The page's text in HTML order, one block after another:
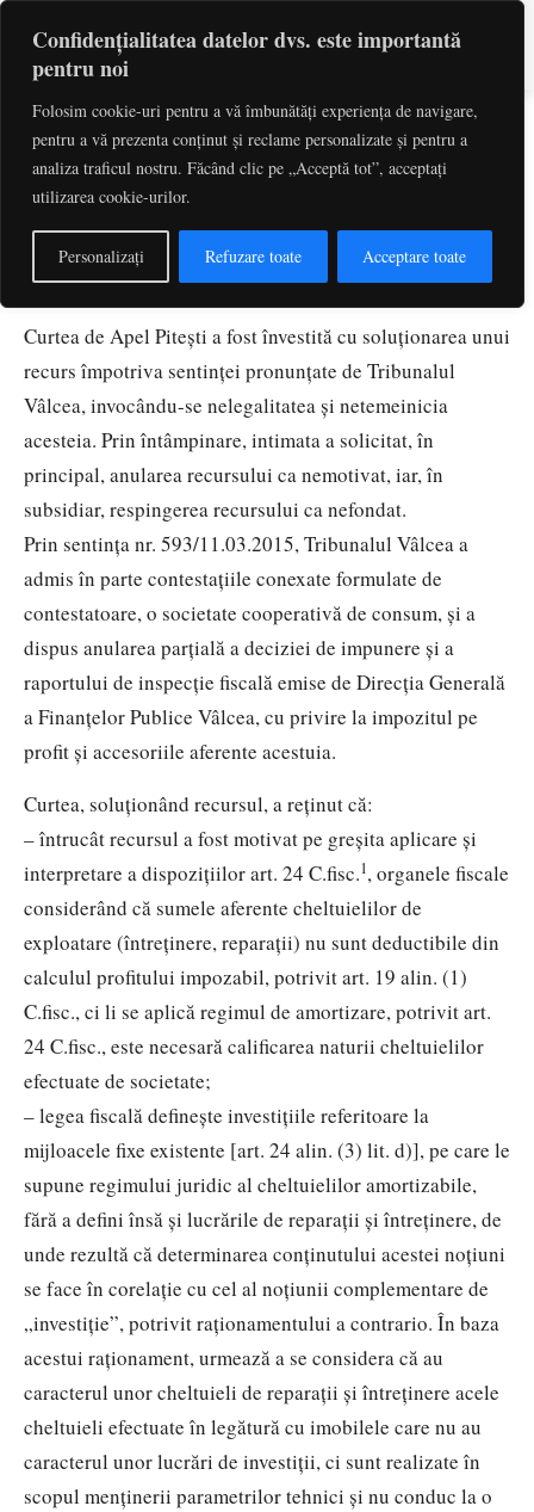
Confidențialitatea datelor dvs. este importantă
pentru noi
Folosim cookie-uri pentru a vă îmbunătăți experiența de navigare,
pentru a vă prezenta conținut și reclame personalizate și pentru a
analiza traficul nostru. Făcând clic pe „Acceptă tot”, acceptați
utilizarea cookie-urilor.
Personalizați Refuzare toate Acceptare toate
Impozit pe profit. Deductibilitatea
amortizării. Condiţii
noiembrie 20, 2017
Anca Andreea Terzea–judecător
Curtea de Apel Piteşti a fost învestită cu soluţionarea unui
recurs împotriva sentinţei pronunţate de Tribunalul
Vâlcea, invocându-se nelegalitatea şi netemeinicia
acesteia. Prin întâmpinare, intimata a solicitat, în
principal, anularea recursului ca nemotivat, iar, în
subsidiar, respingerea recursului ca nefondat.
Prin sentinţa nr. 593/11.03.2015, Tribunalul Vâlcea a
admis în parte contestaţiile conexate formulate de
contestatoare, o societate cooperativă de consum, şi a
dispus anularea parţială a deciziei de impunere şi a
raportului de inspecţie fiscală emise de Direcţia Generală
a Finanţelor Publice Vâlcea, cu privire la impozitul pe
profit şi accesoriile aferente acestuia.
Curtea, soluţionând recursul, a reţinut că:
– întrucât recursul a fost motivat pe greşita aplicare şi
interpretare a dispoziţiilor art. 24 C.fisc.1, organele fiscale
considerând că sumele aferente cheltuielilor de
exploatare (întreţinere, reparaţii) nu sunt deductibile din
calculul profitului impozabil, potrivit art. 19 alin. (1)
C.fisc., ci li se aplică regimul de amortizare, potrivit art.
24 C.fisc., este necesară calificarea naturii cheltuielilor
efectuate de societate;
– legea fiscală defineşte investiţiile referitoare la
mijloacele fixe existente [art. 24 alin. (3) lit. d)], pe care le
supune regimului juridic al cheltuielilor amortizabile,
fără a defini însă şi lucrările de reparaţii şi întreţinere, de
unde rezultă că determinarea conţinutului acestei noţiuni
se face în corelaţie cu cel al noţiunii complementare de
„investiţie”, potrivit raţionamentului a contrario. În baza
acestui raţionament, urmează a se considera că au
caracterul unor cheltuieli de reparaţii şi întreţinere acele
cheltuieli efectuate în legătură cu imobilele care nu au
caracterul unor lucrări de investiţii, ci sunt realizate în
scopul menţinerii parametrilor tehnici şi nu conduc la o